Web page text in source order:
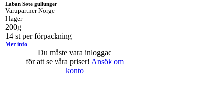
Laban Søte gullunger
Varupartner Norge
I lager
200g
14 st per förpackning
Mer info
Du måste vara inloggad
för att se våra priser! Ansök om
konto